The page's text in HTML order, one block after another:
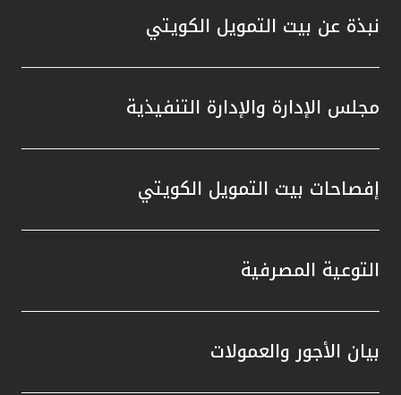
نبذة عن بيت التمويل الكويتي
مجلس الإدارة والإدارة التنفيذية
إفصاحات بيت التمويل الكويتي
التوعية المصرفية
بيان الأجور والعمولات